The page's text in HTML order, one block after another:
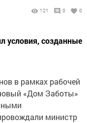
121 0 0
условия, созданные
в рамках рабочей
«Дом Заботы»
министр